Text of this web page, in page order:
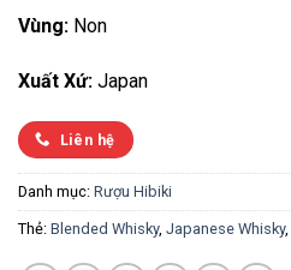
Vùng: Non
Xuất Xứ: Japan
Liên hệ
Danh mục: Rượu Hibiki
Thẻ: Blended Whisky, Japanese Whisky,